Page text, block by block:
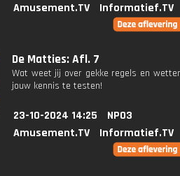
Amusement.TV
Informatief.TV
De Matties: Afl. 7
Wat weet jij over gekke regels en
jouw kennis te testen!
23-10-2024 14:25
NPO3
Amusement.TV
Informatief.TV